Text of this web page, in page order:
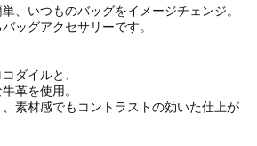
、いつものバッグをイメージチェンジ。
ッグアクセサリーです。
ダイルと、
革を使用。
素材感でもコントラストの効いた仕上が